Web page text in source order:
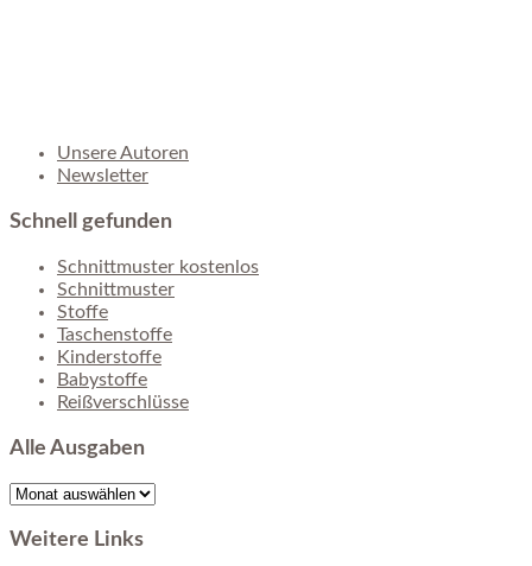
Unsere Autoren
Newsletter
Schnell gefunden
Schnittmuster kostenlos
Schnittmuster
Stoffe
Taschenstoffe
Kinderstoffe
Babystoffe
Reißverschlüsse
Alle Ausgaben
Alle
Weitere Links